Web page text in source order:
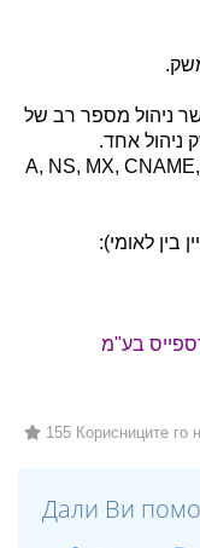
ניהול מספר רב של
ניהול אחד.
- עדכון שרתי DNS וניהול Zone מתקדם (A, NS, MX, CNAME,
בין לאומי):
בע"מ
155 Корисниците го
Дали Ви